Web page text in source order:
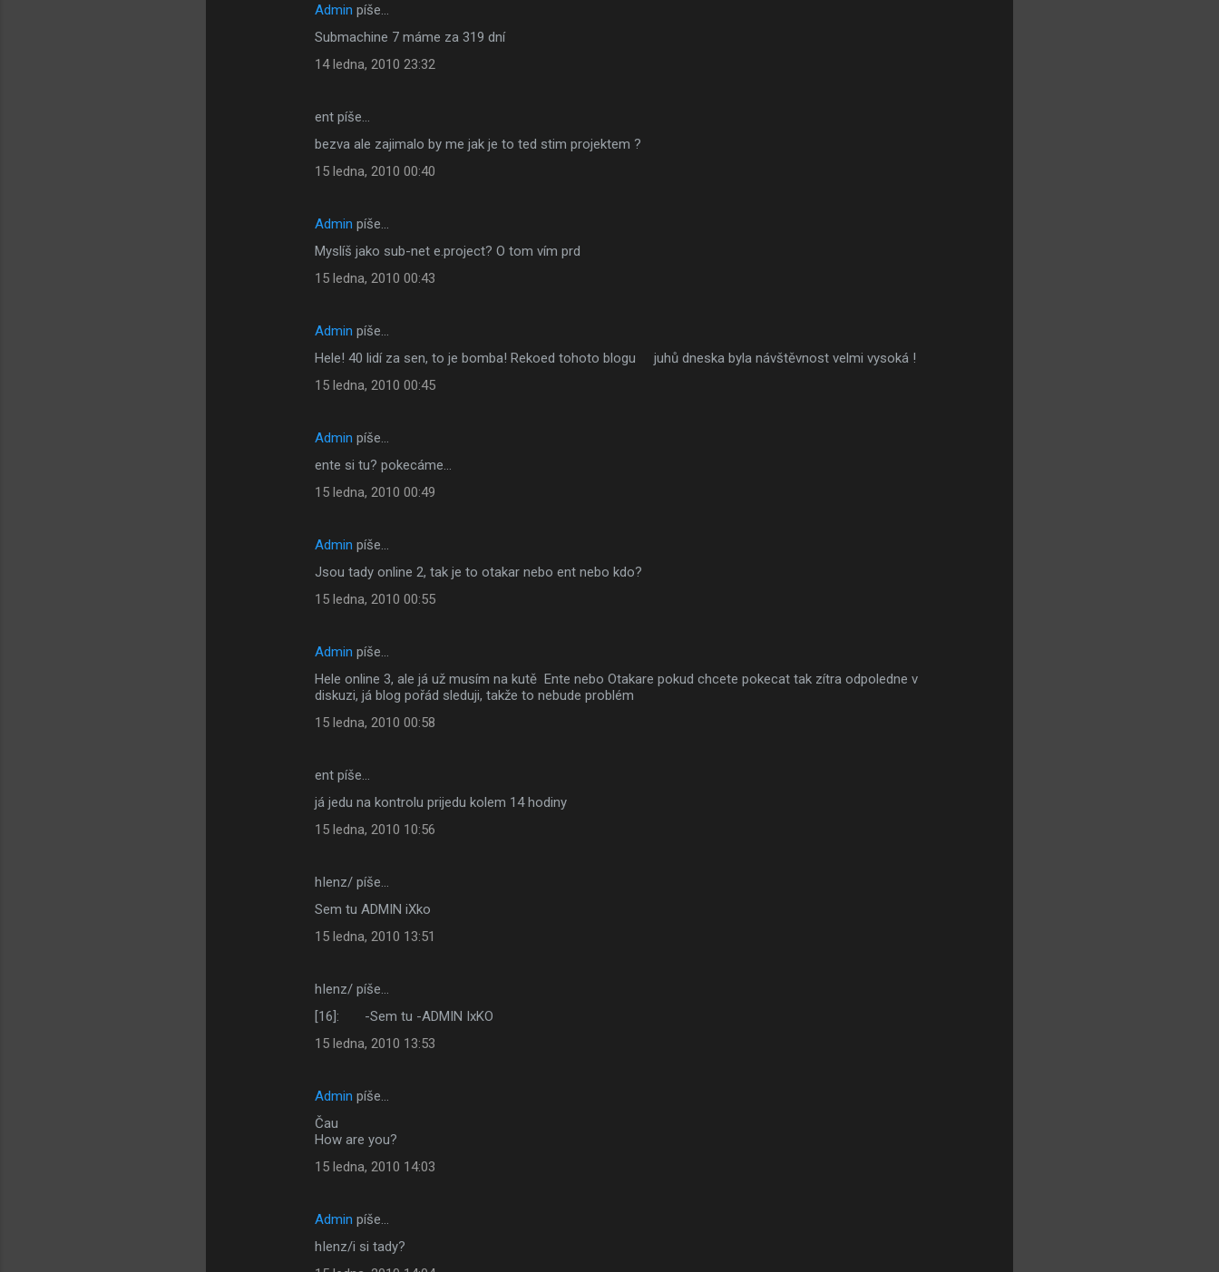
Admin píše…
Submachine 7 máme za 319 dní
14 ledna, 2010 23:32
ent píše…
bezva ale zajimalo by me jak je to ted stim projektem ?
15 ledna, 2010 00:40
Admin píše…
Myslíš jako sub-net e.project? O tom vím prd
15 ledna, 2010 00:43
Admin píše…
Hele! 40 lidí za sen, to je bomba! Rekoed tohoto blogu juhů dneska byla návštěvnost velmi vysoká !
15 ledna, 2010 00:45
Admin píše…
ente si tu? pokecáme...
15 ledna, 2010 00:49
Admin píše…
Jsou tady online 2, tak je to otakar nebo ent nebo kdo?
15 ledna, 2010 00:55
Admin píše…
Hele online 3, ale já už musím na kutě Ente nebo Otakare pokud chcete pokecat tak zítra odpoledne v
diskuzi, já blog pořád sleduji, takže to nebude problém
15 ledna, 2010 00:58
ent píše…
já jedu na kontrolu prijedu kolem 14 hodiny
15 ledna, 2010 10:56
hIenz/ píše…
Sem tu ADMIN iXko
15 ledna, 2010 13:51
hIenz/ píše…
[16]: -Sem tu -ADMIN IxKO
15 ledna, 2010 13:53
Admin píše…
Čau
How are you?
15 ledna, 2010 14:03
Admin píše…
hIenz/i si tady?